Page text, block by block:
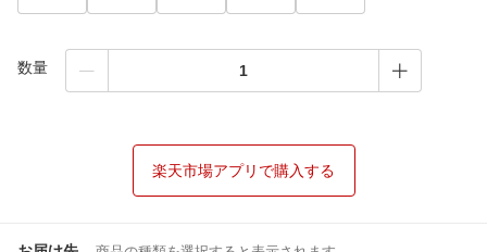
数量
楽天市場アプリで購入する